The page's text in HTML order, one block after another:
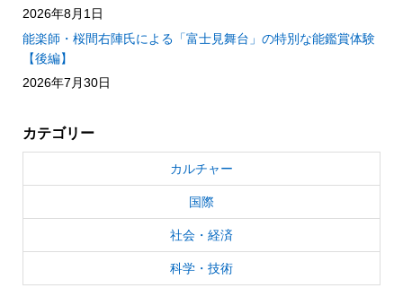
2026年8月1日
能楽師・桜間右陣氏による「富士見舞台」の特別な能鑑賞体験
【後編】
2026年7月30日
カテゴリー
カルチャー
国際
社会・経済
科学・技術